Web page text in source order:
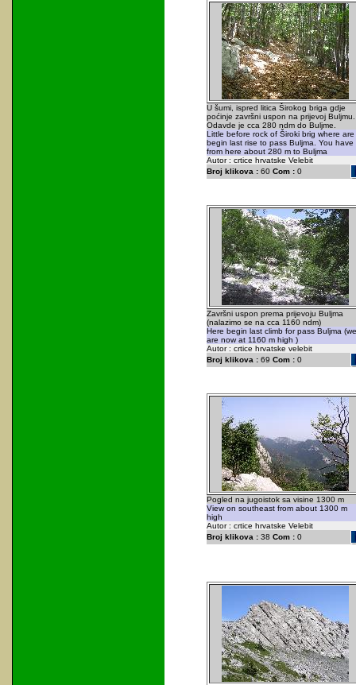
U šumi, ispred litica Širokog briga gdje
poćinje završni uspon na prijevoj Buljmu.
Odavde je cca 280 ndm do Buljme.
Little before rock of Široki brig where are
begin last rise to pass Buljma. You have
from here about 280 m to Buljma
Autor : crtice hrvatske Velebit
Broj klikova :60 Com :0
Završni uspon prema prijevoju Buljma
(nalazimo se na cca 1160 ndm)
Here begin last climb for pass Buljma (we
are now at 1160 m high )
Autor : crtice hrvatske velebit
Broj klikova :69 Com :0
Pogled na jugoistok sa visine 1300 m
View on southeast from about 1300 m
high
Autor : crtice hrvatske Velebit
Broj klikova :38 Com :0